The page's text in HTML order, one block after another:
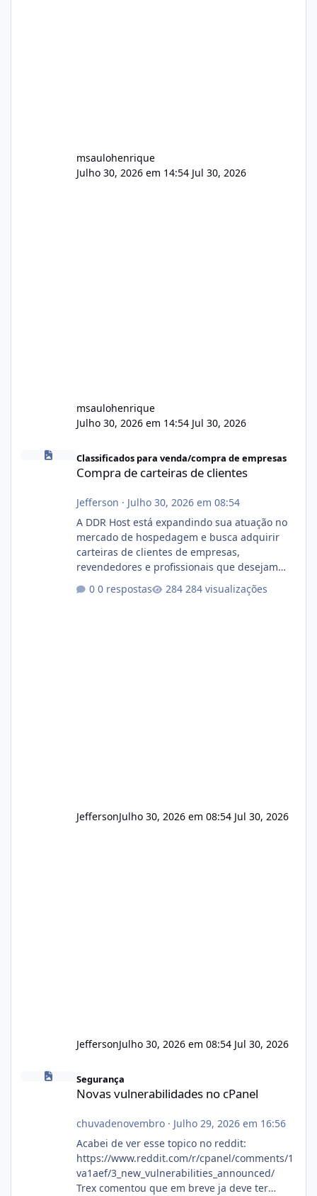
msaulohenrique
Julho 30, 2026 em 14:54 Jul 30, 2026
msaulohenrique
Julho 30, 2026 em 14:54 Jul 30, 2026
Classificados para venda/compra de empresas
Compra de carteiras de clientes
Jefferson · Julho 30, 2026 em 08:54
A DDR Host está expandindo sua atuação no
mercado de hospedagem e busca adquirir
carteiras de clientes de empresas,
revendedores e profissionais que desejam
operação. Se você possui clientes ativos de
0 respostas 284 visualizações
JeffersonJulho 30, 2026 em 08:54 Jul 30, 2026
JeffersonJulho 30, 2026 em 08:54 Jul 30, 2026
Novas vulnerabilidades no cPanel
Segurança
Novas vulnerabilidades no cPanel
chuvadenovembro· Julho 29, 2026 em 16:56
Acabei de ver esse topico no reddit:
https://www.reddit.com/r/cpanel/comments/1
va1aef/3_new_vulnerabilities_announced/
Trex comentou que em breve ja deve ter